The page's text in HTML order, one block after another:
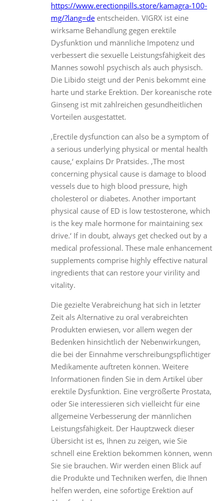
https://www.erectionpills.store/kamagra-100-
mg/?lang=de entscheiden. VIGRX ist eine
wirksame Behandlung gegen erektile
Dysfunktion und männliche Impotenz und
verbessert die sexuelle Leistungsfähigkeit des
Mannes sowohl psychisch als auch physisch.
Die Libido steigt und der Penis bekommt eine
harte und starke Erektion. Der koreanische rote
Ginseng ist mit zahlreichen gesundheitlichen
Vorteilen ausgestattet.
‚Erectile dysfunction can also be a symptom of
a serious underlying physical or mental health
cause,‘ explains Dr Pratsides. ‚The most
concerning physical cause is damage to blood
vessels due to high blood pressure, high
cholesterol or diabetes. Another important
physical cause of ED is low testosterone, which
is the key male hormone for maintaining sex
drive.‘ If in doubt, always get checked out by a
medical professional. These male enhancement
supplements comprise highly effective natural
ingredients that can restore your virility and
vitality.
Die gezielte Verabreichung hat sich in letzter
Zeit als Alternative zu oral verabreichten
Produkten erwiesen, vor allem wegen der
Bedenken hinsichtlich der Nebenwirkungen,
die bei der Einnahme verschreibungspflichtiger
Medikamente auftreten können. Weitere
Informationen finden Sie in dem Artikel über
erektile Dysfunktion. Eine vergrößerte Prostata,
oder Sie interessieren sich vielleicht für eine
allgemeine Verbesserung der männlichen
Leistungsfähigkeit. Der Hauptzweck dieser
Übersicht ist es, Ihnen zu zeigen, wie Sie
schnell eine Erektion bekommen können, wenn
Sie sie brauchen. Wir werden einen Blick auf
die Produkte und Techniken werfen, die Ihnen
helfen werden, eine sofortige Erektion auf